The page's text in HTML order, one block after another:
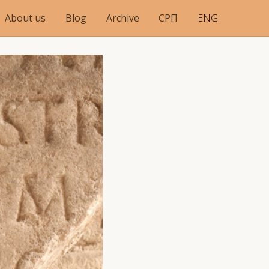
About us Blog Archive СРП ENG